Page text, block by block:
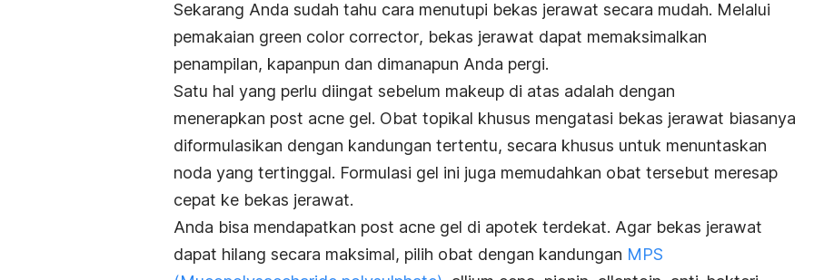
Sekarang Anda sudah tahu cara menutupi bekas jerawat secara mudah. Melalui
pemakaian green color corrector, bekas jerawat dapat memaksimalkan
penampilan, kapanpun dan dimanapun Anda pergi.
Satu hal yang perlu diingat sebelum makeup di atas adalah dengan
menerapkan post acne gel. Obat topikal khusus mengatasi bekas jerawat biasanya
diformulasikan dengan kandungan tertentu, secara khusus untuk menuntaskan
noda yang tertinggal. Formulasi gel ini juga memudahkan obat tersebut meresap
cepat ke bekas jerawat.
Anda bisa mendapatkan post acne gel di apotek terdekat. Agar bekas jerawat
dapat hilang secara maksimal, pilih obat dengan kandungan MPS